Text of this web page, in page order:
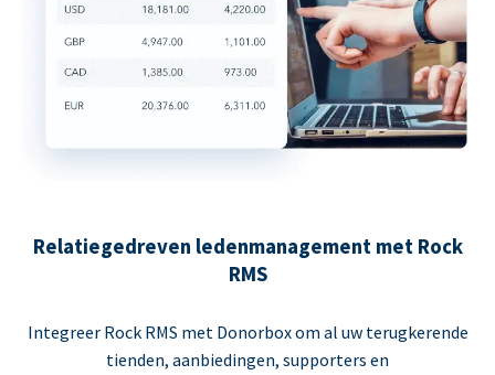
Relatiegedreven ledenmanagement met Rock
RMS
Integreer Rock RMS met Donorbox om al uw terugkerende
tienden, aanbiedingen, supporters en